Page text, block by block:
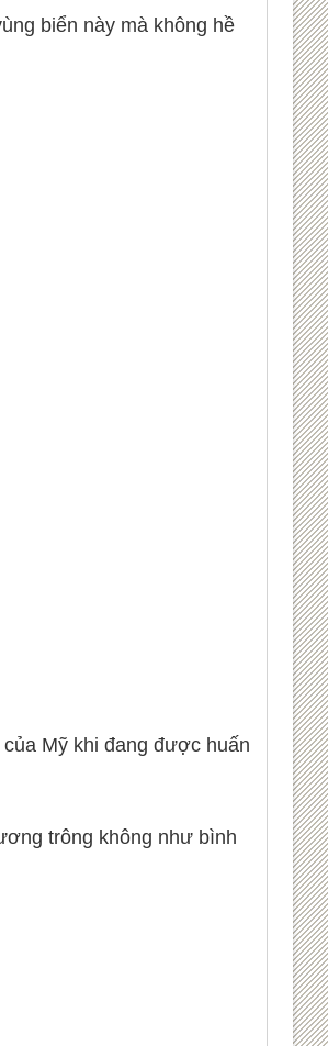
biển này mà không hề
Mỹ khi đang được huấn
trông không như bình